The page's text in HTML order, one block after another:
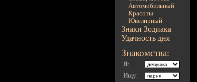
Автомобильный
Красоты
Ювелирный
Знаки Зодиака
Удачность дня
Знакомства:
Я:
Ищу: